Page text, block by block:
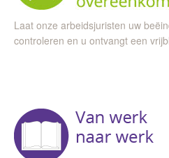
Laat onze arbeidsjuristen uw
controleren en u ontvangt een